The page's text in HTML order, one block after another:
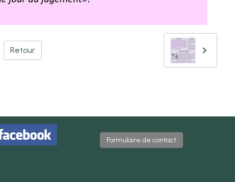
Retour
Formulaire de contact